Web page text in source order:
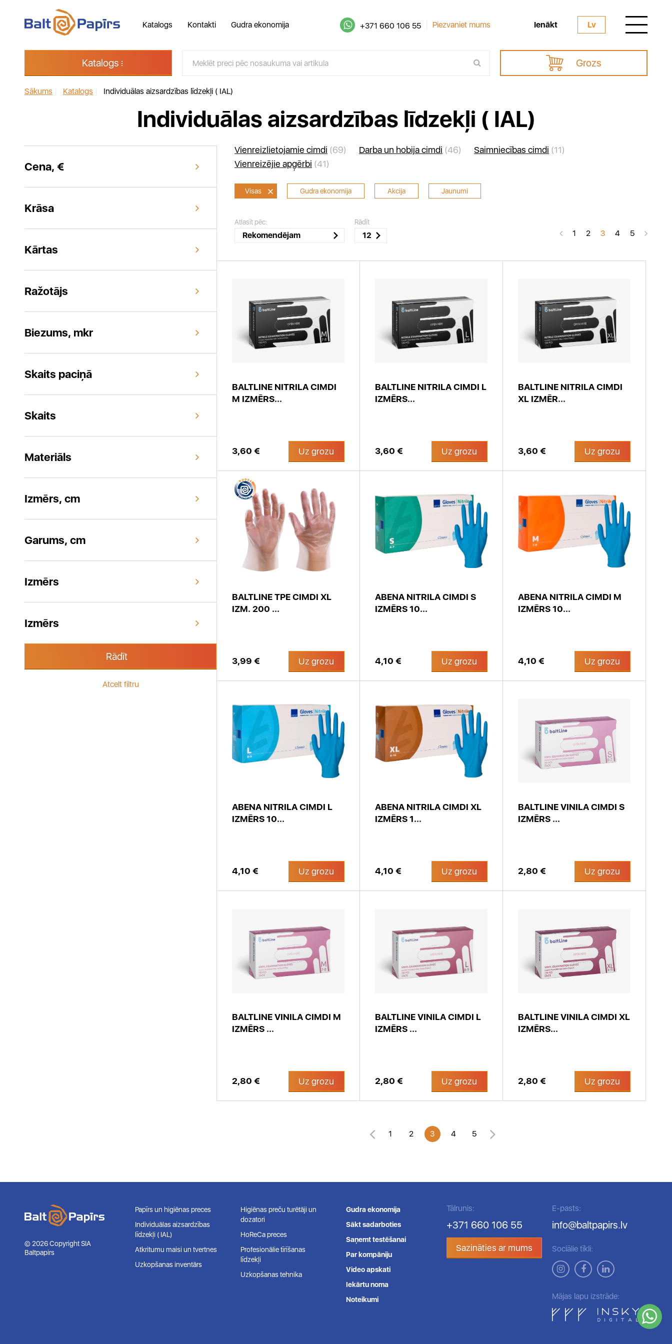
Katalogs Kontakti Gudra ekonomija +371 660 106 55 Piezvaniet mums Ienākt Lv
Katalogs Grozs
Sākums Katalogs Individuālas aizsardzības līdzekļi ( IAL)
Individuālas aizsardzības līdzekļi ( IAL)
Cena, €
Krāsa
Kārtas
Ražotājs
Biezums, mkr
Skaits paciņā
Skaits
Materiāls
Izmērs, cm
Garums, cm
Izmērs
Izmērs
Rādīt
Atcelt filtru
Vienreizlietojamie cimdi (69) Darba un hobija cimdi (46) Saimniecības cimdi (11)
Vienreizējie apģērbi (41)
Visas Gudra ekonomija Akcija Jaunumi
Atlasīt pēc:
Rekomendējam
Rādīt
12 1 2 3 4 5
BALTLINE NITRILA CIMDI
M IZMĒRS...
3,60 € Uz grozu
BALTLINE NITRILA CIMDI L
IZMĒRS...
3,60 € Uz grozu
BALTLINE NITRILA CIMDI
XL IZMĒR...
3,60 € Uz grozu
BALTLINE TPE CIMDI XL
IZM. 200 ...
3,99 € Uz grozu
ABENA NITRILA CIMDI S
IZMĒRS 10...
4,10 € Uz grozu
ABENA NITRILA CIMDI M
IZMĒRS 10...
4,10 € Uz grozu
ABENA NITRILA CIMDI L
IZMĒRS 10...
4,10 € Uz grozu
ABENA NITRILA CIMDI XL
IZMĒRS 1...
4,10 € Uz grozu
BALTLINE VINILA CIMDI S
IZMĒRS ...
2,80 € Uz grozu
BALTLINE VINILA CIMDI M
IZMĒRS ...
2,80 € Uz grozu
BALTLINE VINILA CIMDI L
IZMĒRS ...
2,80 € Uz grozu
BALTLINE VINILA CIMDI XL
IZMĒRS...
2,80 € Uz grozu
1 2 3 4 5
© 2026 Copyright SIA
Baltpapirs
Papīrs un higiēnas preces
Individuālas aizsardzības
līdzekļi ( IAL)
Atkritumu maisi un tvertnes
Uzkopšanas inventārs
Higiēnas preču turētāji un
dozatori
HoReCa preces
Profesionālie tīrīšanas
līdzekļi
Uzkopšanas tehnika
Gudra ekonomija
Sākt sadarboties
Saņemt testēšanai
Par kompāniju
Video apskati
Iekārtu noma
Noteikumi
Tālrunis:
+371 660 106 55
Sazināties ar mums
E-pasts:
info@baltpapirs.lv
Sociālie tīkli:
Mājas lapu izstrāde: